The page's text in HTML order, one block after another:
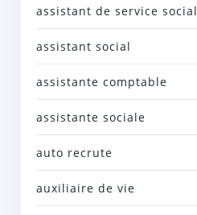
assistant de service social
assistant social
assistante comptable
assistante sociale
auto recrute
auxiliaire de vie